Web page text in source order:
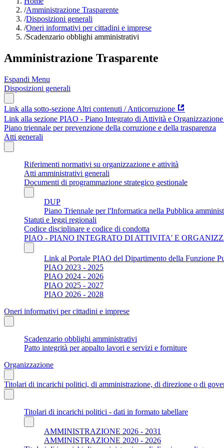
/Amministrazione Trasparente
/Disposizioni generali
/Oneri informativi per cittadini e imprese
/Scadenzario obblighi amministrativi
Amministrazione Trasparente
Espandi Menu
Disposizioni generali
Link alla sotto-sezione Altri contenuti / Anticorruzione
Link alla sezione PIAO - Piano Integrato di Attività e Organizzazione
Piano triennale per prevenzione della corruzione e della trasparenza
Atti generali
Riferimenti normativi su organizzazione e attività
Atti amministrativi generali
Documenti di programmazione strategico gestionale
DUP
Piano Triennale per l'Informatica nella Pubblica
Statuti e leggi regionali
Codice disciplinare e codice di condotta
PIAO - PIANO INTEGRATO DI ATTIVITA' E
Link al Portale PIAO del Dipartimento della Funzione
PIAO 2023 - 2025
PIAO 2024 - 2026
PIAO 2025 - 2027
PIAO 2026 - 2028
Oneri informativi per cittadini e imprese
Scadenzario obblighi amministrativi
Patto integrità per appalto lavori e servizi e forniture
Organizzazione
Titolari di incarichi politici, di amministrazione, di direzione o di
Titolari di incarichi politici - dati in formato tabellare
AMMINISTRAZIONE 2026 - 2031
AMMINISTRAZIONE 2020 - 2026